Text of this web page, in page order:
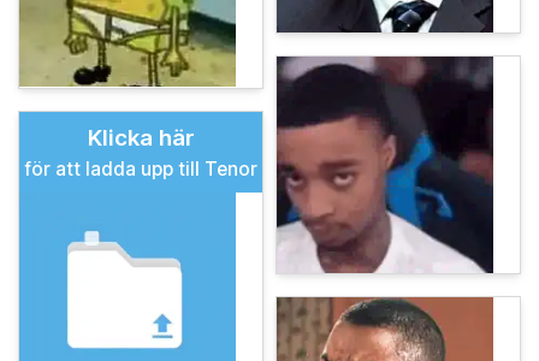
Klicka här
för att ladda upp till Tenor